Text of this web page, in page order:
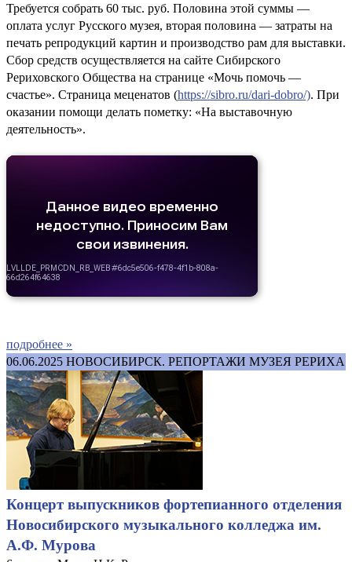
Требуется собрать 60 тыс. руб. Половина этой суммы —
оплата услуг Русского музея, вторая половина — затраты на
печать репродукций картин и производство рам для выставки.
Сбор средств осуществляется на сайте Сибирского
Рериховского Общества на странице «Мочь помочь —
счастье». Страница меценатов (https://sibro.ru/dari-dobro/). При
оказании помощи делать пометку: «На выставочную
деятельность».
подробнее »
06.06.2025 НОВОСИБИРСК. РЕПОРТАЖИ МУЗЕЯ РЕРИХА
Концерт выпускников фортепианного отделения
Новосибирского музыкального колледжа им.
А.Ф. Мурова